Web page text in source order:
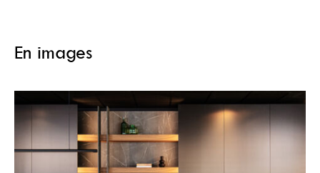
En images